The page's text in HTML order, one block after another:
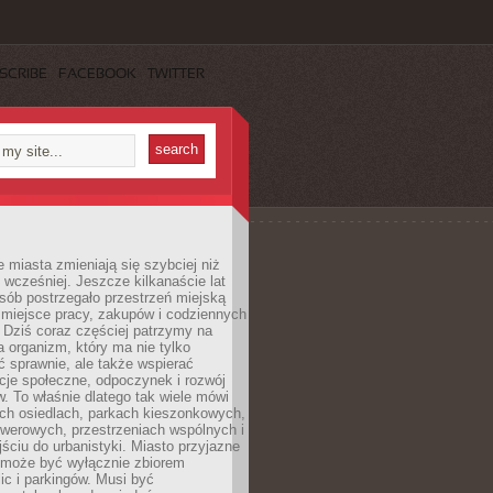
FACEBOOK TWITTER
miasta zmieniają się szybciej niż
wcześniej. Jeszcze kilkanaście lat
postrzegało przestrzeń miejską
miejsce pracy, zakupów i codziennych
Dziś coraz częściej patrzymy na
organizm, który ma nie tylko
sprawnie, ale także wspierać
społeczne, odpoczynek i rozwój
To właśnie dlatego tak wiele mówi
osiedlach, parkach kieszonkowych,
przestrzeniach wspólnych i
do urbanistyki. Miasto przyjazne
być wyłącznie zbiorem
i parkingów. Musi być